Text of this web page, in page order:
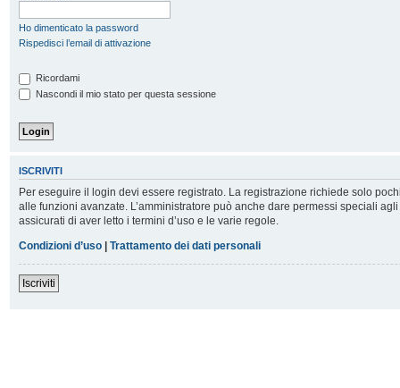
Ho dimenticato la password
Rispedisci l’email di attivazione
Ricordami
Nascondi il mio stato per questa sessione
ISCRIVITI
Per eseguire il login devi essere registrato. La registrazione richiede solo
alle funzioni avanzate. L’amministratore può anche dare permessi speciali
assicurati di aver letto i termini d’uso e le varie regole.
Condizioni d’uso | Trattamento dei dati personali
Iscriviti